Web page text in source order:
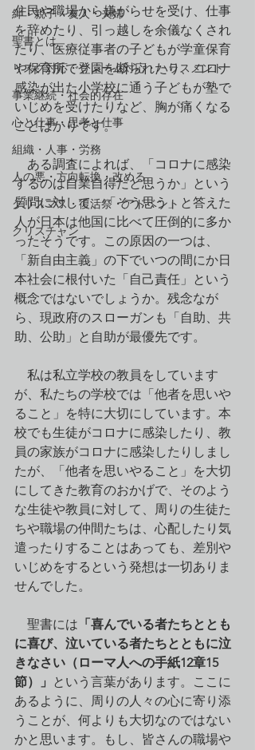
絆・親子・友人・夫婦
聖書とは
リスク対応・クレーム対応・ハラスメント
事業継続・社会的存在
心と仕事・思考と仕事
組織・人事・労務
人の悪・方向転換・改める
クリスマス・復活祭・アドベント
クリスチャン
住民や職場から嫌がらせを受け、仕事
を辞めたり、引っ越しを余儀なくされ
たり、医療従事者の子どもが学童保育
や保育所で登園を断られたり、コロナ
感染が出た小学校に通う子どもが塾で
いじめを受けたりなど、胸が痛くなる
ことばかりです。
ある調査によれば、「コロナに感染
するのは自業自得だと思うか」という
質問に対して、「そう思う」と答えた
人が日本は他国に比べて圧倒的に多か
ったそうです。この原因の一つは、
「新自由主義」の下でいつの間にか日
本社会に根付いた「自己責任」という
概念ではないでしょうか。残念なが
ら、現政府のスローガンも「自助、共
助、公助」と自助が最優先です。
私は私立学校の教員をしています
が、私たちの学校では「他者を思いや
ること」を特に大切にしています。本
校でも生徒がコロナに感染したり、教
員の家族がコロナに感染したりしまし
たが、「他者を思いやること」を大切
にしてきた教育のおかげで、そのよう
な生徒や教員に対して、周りの生徒た
ちや職場の仲間たちは、心配したり気
遣ったりすることはあっても、差別や
いじめをするという発想は一切ありま
せんでした。
聖書には 「喜んでいる者たちととも
に喜び、泣いている者たちとともに泣
きなさい（ローマ人への手紙12章15
節）」
という言葉があります。ここに
あるように、周りの人々の心に寄り添
うことが、何よりも大切なのではない
かと思います。もし、皆さんの職場や